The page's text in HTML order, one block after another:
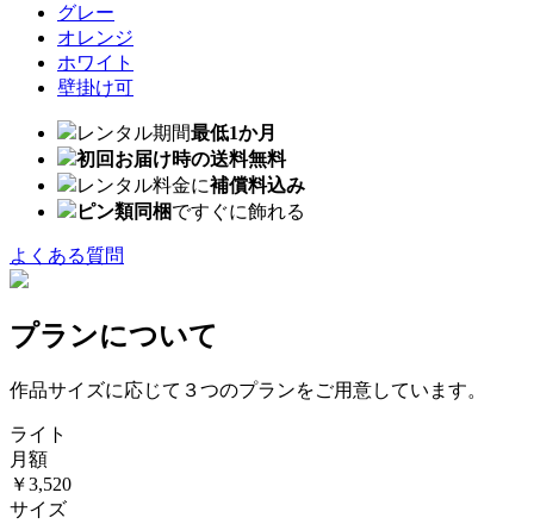
グレー
オレンジ
ホワイト
壁掛け可
レンタル期間最低1か月
初回お届け時の送料無料
レンタル料金に補償料込み
ピン類同梱ですぐに飾れる
よくある質問
プランについて
作品サイズに応じて３つのプランをご用意しています。
ライト
月額
￥3,520
サイズ